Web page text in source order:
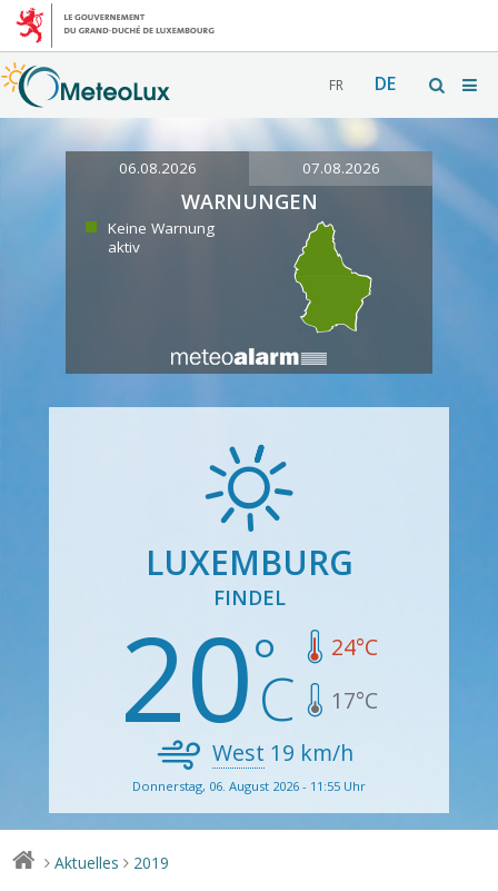
FR DE
06.08.2026 07.08.2026
WARNUNGEN
Keine Warnung
aktiv
LUXEMBURG
FINDEL
20 24°C
17°C
West 19 km/h
Donnerstag, 06. August 2026 - 11:55 Uhr
> Aktuelles > 2019